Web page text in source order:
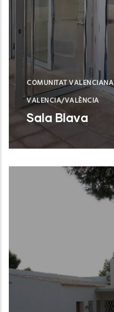
COMUNITAT VALENCIANA
VALENCIA/VALÈNCIA
Sala Blava
Puçol (Valencia)